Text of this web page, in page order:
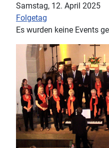
Samstag, 12. April 2025
Folgetag
Es wurden keine Events